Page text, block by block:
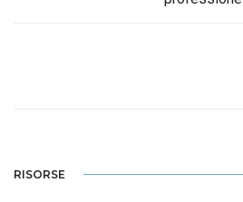
RISORSE